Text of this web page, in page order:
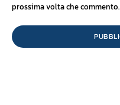
prossima volta che commento.